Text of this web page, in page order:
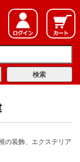
の装飾、エクステリア